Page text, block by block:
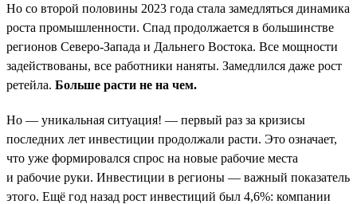
Но со второй половины 2023 года стала замедляться динамика
роста промышленности. Спад продолжается в большинстве
регионов Северо-Запада и Дальнего Востока. Все мощности
задействованы, все работники наняты. Замедлился даже рост
ретейла. Больше расти не на чем.
Но — уникальная ситуация! — первый раз за кризисы
последних лет инвестиции продолжали расти. Это означает,
что уже формировался спрос на новые рабочие места
и рабочие руки. Инвестиции в регионы — важный показатель
этого. Ещё год назад рост инвестиций был 4,6%: компании